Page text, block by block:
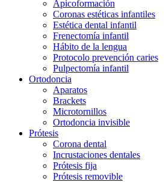
Apicoformación
Coronas estéticas infantiles
Estética dental infantil
Frenectomía infantil
Hábito de la lengua
Protocolo prevención caries
Pulpectomía infantil
Ortodoncia
Aparatos
Brackets
Microtornillos
Ortodoncia invisible
Prótesis
Corona dental
Incrustaciones dentales
Prótesis fija
Prótesis removible